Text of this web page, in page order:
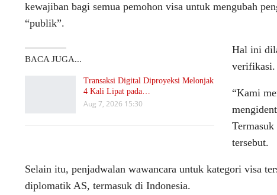
kewajiban bagi semua pemohon visa untuk mengubah
“publik”.
BACA JUGA...
Transaksi Digital Diproyeksi Melonjak
4 Kali Lipat pada…
Aug 7, 2026 15:30
Hal ini
verifikasi.
“Kami
tersebut.
Selain itu, penjadwalan wawancara untuk kategori visa
diplomatik AS, termasuk di Indonesia.